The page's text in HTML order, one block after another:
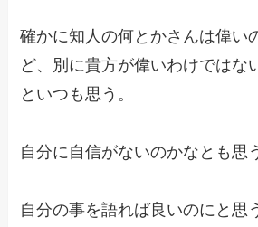
確かに知人の何とかさんは偉い
ど、別に貴方が偉いわけではな
といつも思う。
自分に自信がないのかなとも思
自分の事を語れば良いのにと思